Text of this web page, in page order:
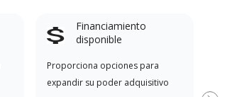
Financiamiento
disponible
Proporciona opciones para
expandir su poder adquisitivo